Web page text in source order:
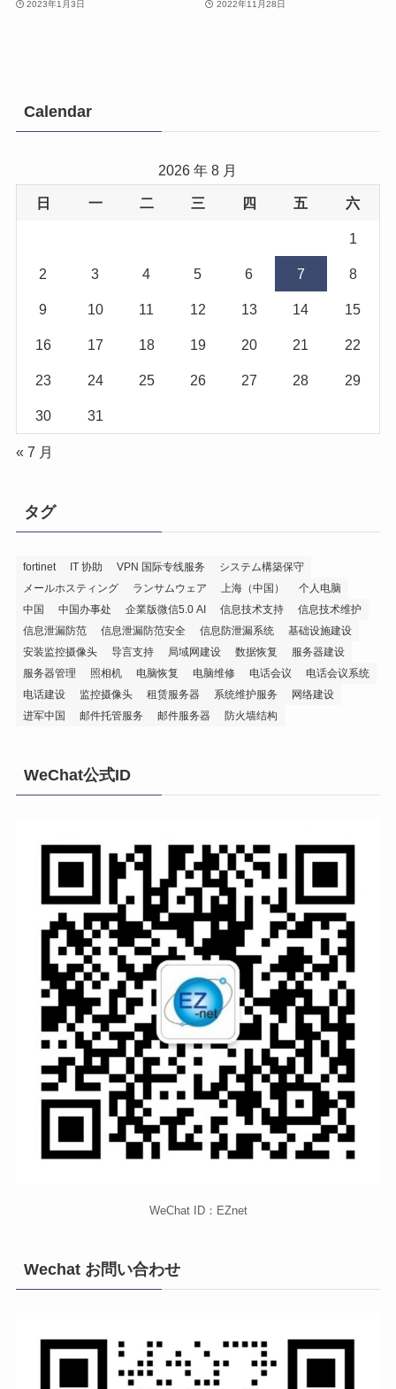
2023年1月3日 2022年11月28日
Calendar
2026 年 8 月
日 一 二 三 四 五 六
1
2 3 4 5 6 7 8
9 10 11 12 13 14 15
16 17 18 19 20 21 22
23 24 25 26 27 28 29
30 31
« 7 月
タグ
fortinet IT 协助 VPN 国际专线服务
システム構築保守
メールホスティング
ランサムウェア 上海（中国）
个人电脑
中国
中国办事处 企業版微信5.0 AI 信息技术支持
信息技术维护
信息泄漏防范
信息泄漏防范安全 信息防泄漏系统
基础设施建设
安装监控摄像头
导言支持 局域网建设 数据恢复
服务器建设
服务器管理
照相机 电脑恢复 电脑维修 电话会议
电话会议系统
电话建设
监控摄像头 租赁服务器 系统维护服务
网络建设
进军中国
邮件托管服务 邮件服务器 防火墙结构
WeChat公式ID
WeChat ID：EZnet
Wechat お問い合わせ